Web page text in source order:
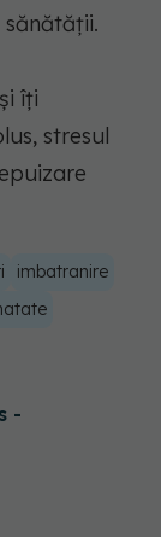
îți
stresul
imbatranire
-